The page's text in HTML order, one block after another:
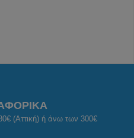
(Αττική) ή άνω των 300€